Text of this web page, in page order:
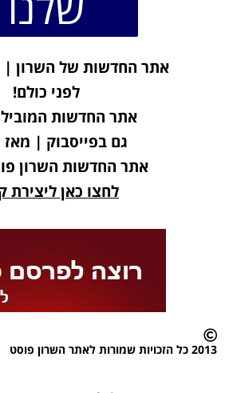
אתר החדשות של השרון |
לפני כולם!
אתר החדשות המוביל
גם בפייסבוק | מאז 2013
אתר החדשות השרון פוסט
לחצו כאן ליצירת
2013 כל הזכויות שמורות לאתר השרון פוסט